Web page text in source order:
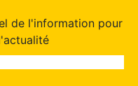
de l'information pour